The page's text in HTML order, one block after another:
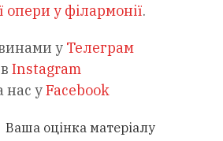
опери у філармонії.
у Телеграм
Instagram
нас уFacebook
Ваша оцінка матеріалу